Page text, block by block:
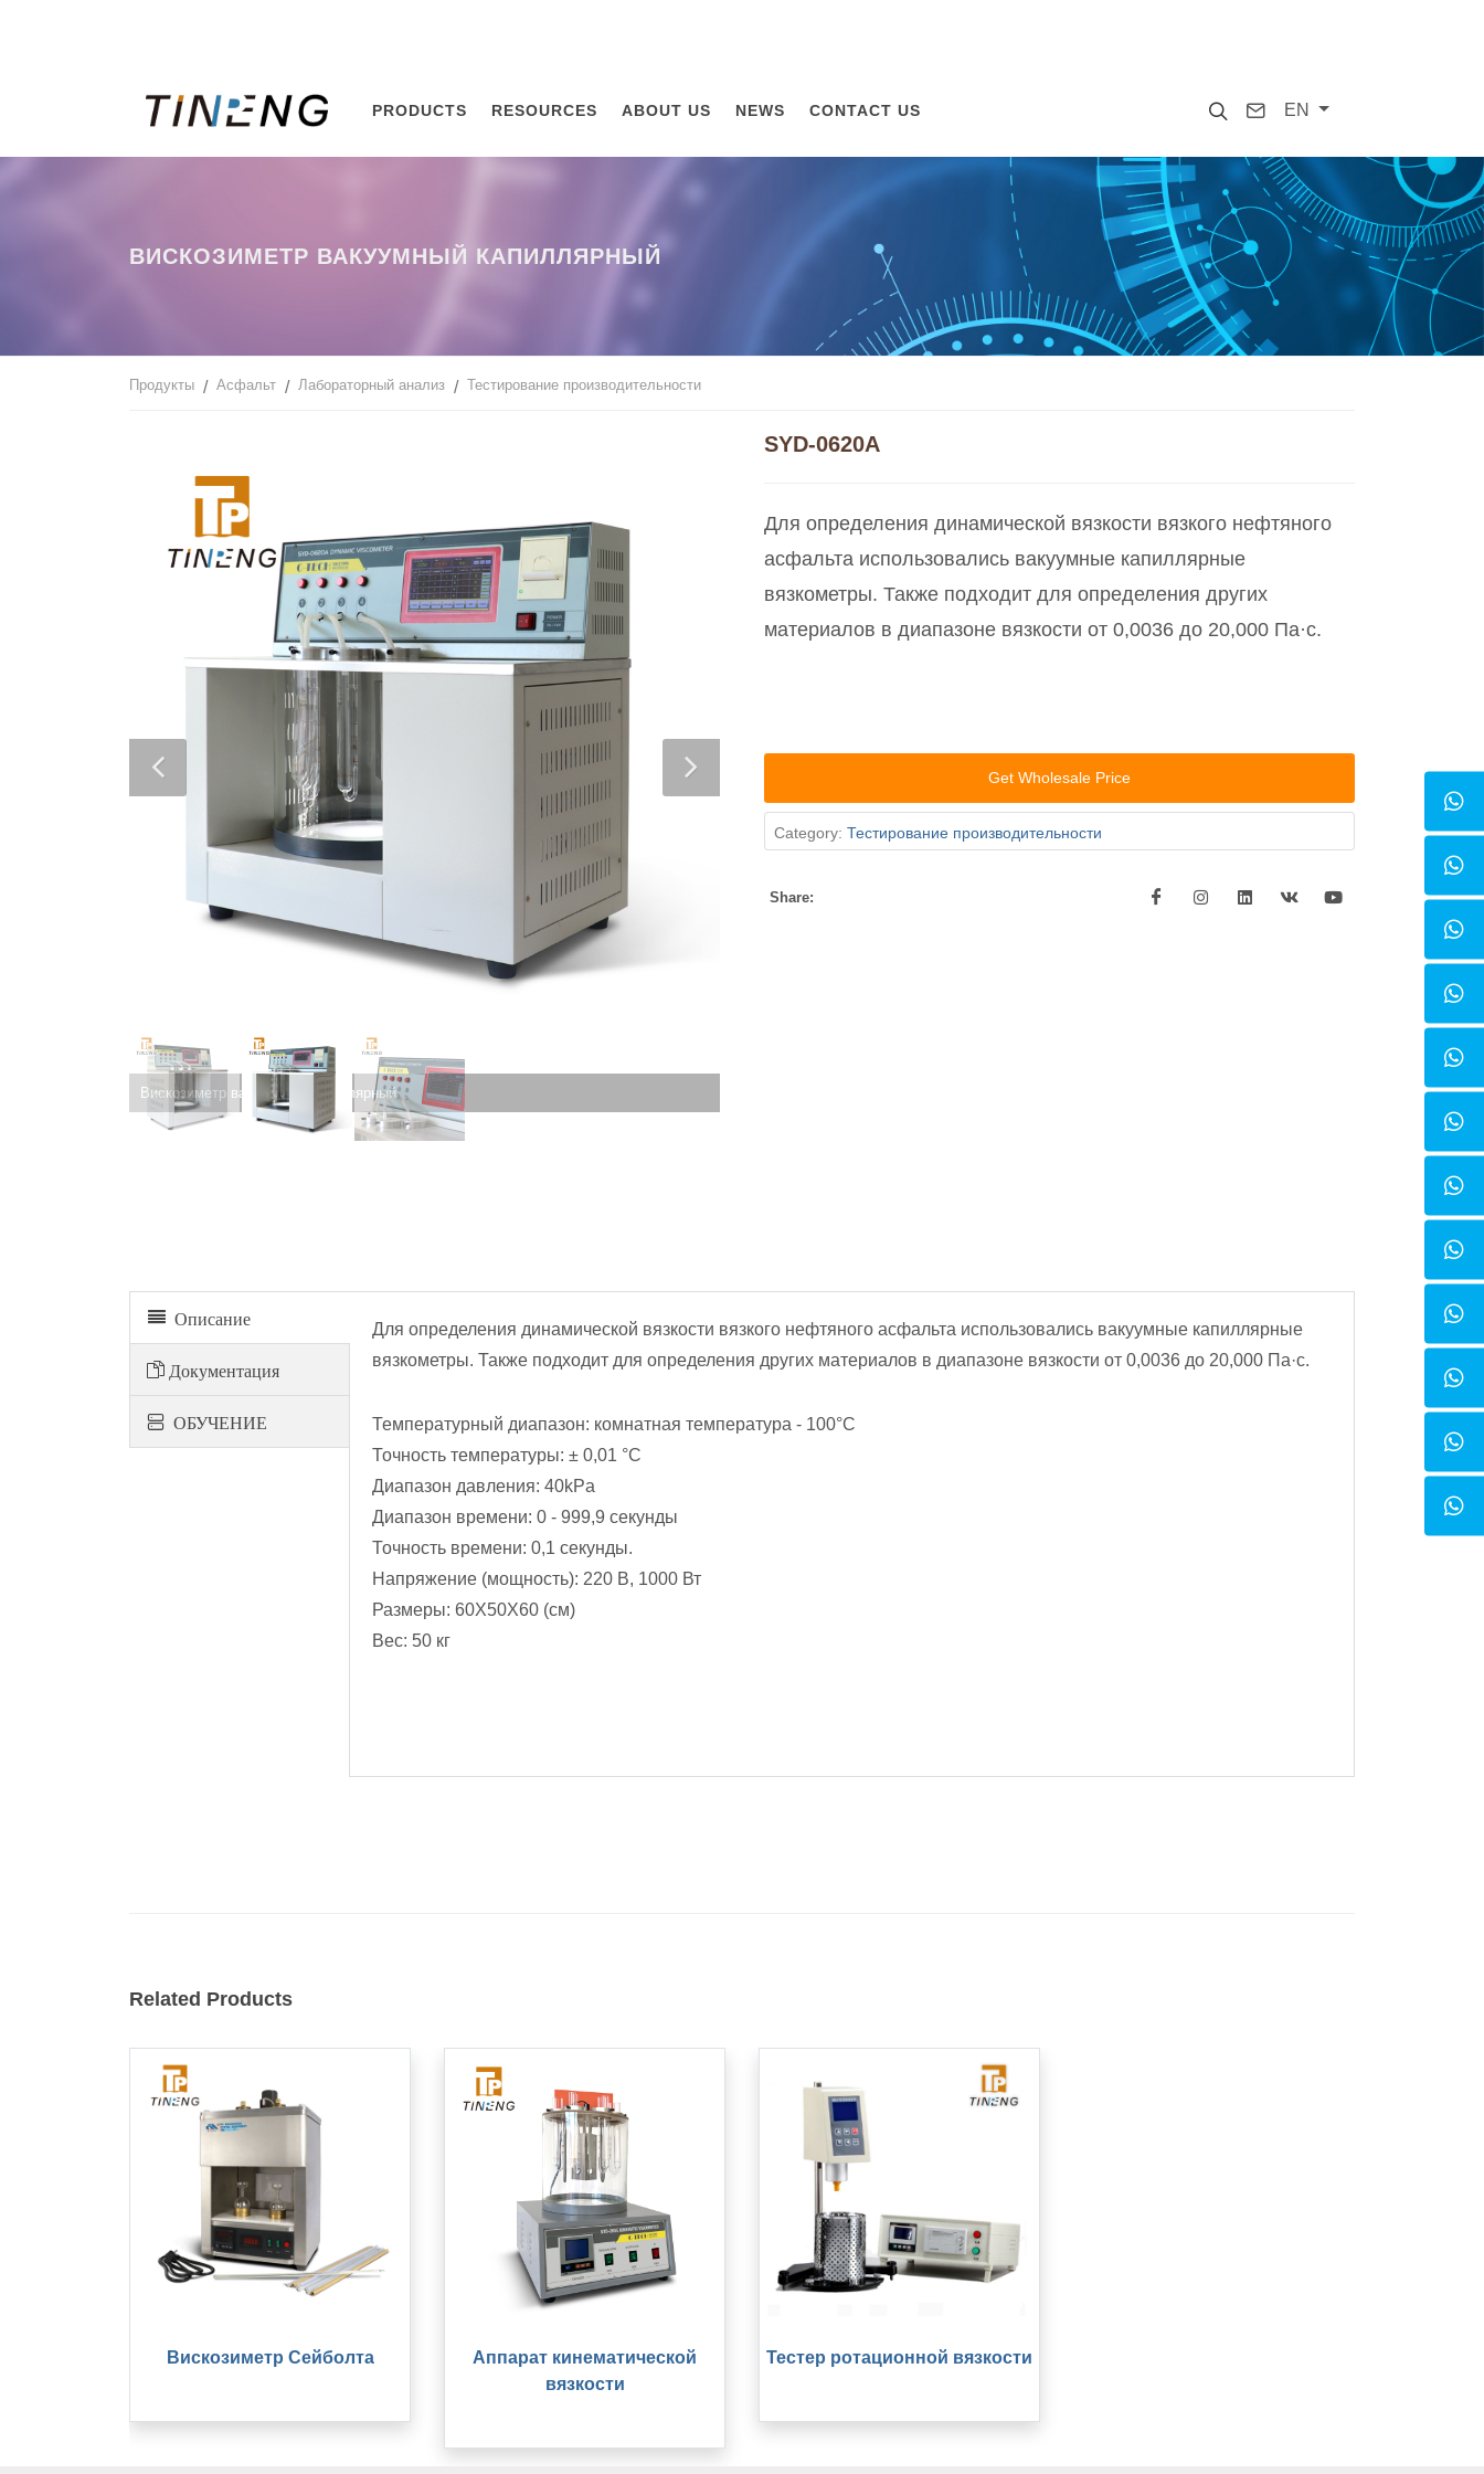
SearchContact
EN
PRODUCTS RESOURCES ABOUT US NEWS CONTACT US
ВИСКОЗИМЕТР ВАКУУМНЫЙ КАПИЛЛЯРНЫЙ
Продукты Асфальт Лабораторный анализ Тестирование производительности
Вискозиметр вакуумный капиллярный
SYD-0620A
Для определения динамической вязкости вязкого нефтяного
асфальта использовались вакуумные капиллярные
вязкометры. Также подходит для определения других
материалов в диапазоне вязкости от 0,0036 до 20,000 Па·с.
Get Wholesale Price
Category: Тестирование производительности
Share:
Описание
Документация
ОБУЧЕНИЕ
Для определения динамической вязкости вязкого нефтяного асфальта использовались вакуумные капиллярные
вязкометры. Также подходит для определения других материалов в диапазоне вязкости от 0,0036 до 20,000 Па·с.
Температурный диапазон: комнатная температура - 100°C
Точность температуры: ± 0,01 °C
Диапазон давления: 40kPa
Диапазон времени: 0 - 999,9 секунды
Точность времени: 0,1 секунды.
Напряжение (мощность): 220 В, 1000 Вт
Размеры: 60X50X60 (см)
Вес: 50 кг
Related Products
Вискозиметр Сейболта
Аппарат кинематической
вязкости
Тестер ротационной вязкости